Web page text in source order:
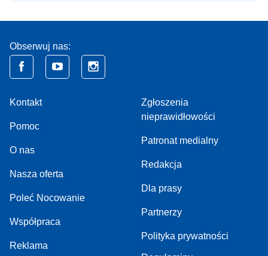
Obserwuj nas:
Kontakt
Pomoc
O nas
Nasza oferta
Poleć Nocowanie
Współpraca
Reklama
Zgłoszenia
nieprawidłowości
Patronat medialny
Redakcja
Dla prasy
Partnerzy
Polityka prywatności